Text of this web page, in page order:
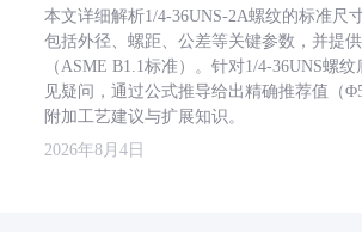
本文详细解析1/4-36UNS-2A螺纹的标准尺
包括外径、螺距、公差等关键参数，并提
（ASME B1.1标准）。针对1/4-36UNS螺
见疑问，通过公式推导给出精确推荐值（
附加工艺建议与扩展知识。
2026年8月4日